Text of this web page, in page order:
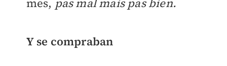
mes, pas mal mais pas bien.
Y se compraban